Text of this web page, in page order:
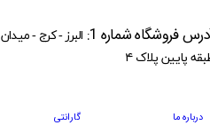
درباره ما گارانتی
فروشگاه شماره 1:
البرز - کرج -
پایین پلاک ۴